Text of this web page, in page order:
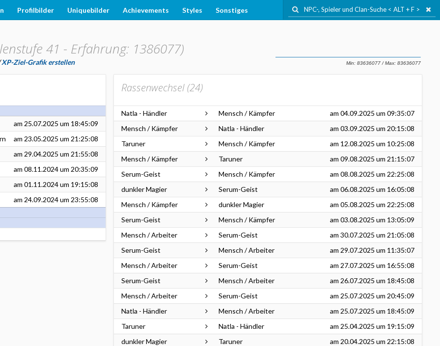
Profilbilder Uniquebilder Achievements Styles Sonstiges
41 - Erfahrung: 1386077)
XP-Ziel-Grafik erstellen
am 25.07.2025 um 18:45:09
am 23.05.2025 um 21:25:08
am 29.04.2025 um 21:55:08
am 08.11.2024um 20:35:09
am 01.11.2024um 19:15:08
am 24.09.2024um 23:55:08
Rassenwechsel (24)
Natla - Händler Mensch / Kämpfer am 04.09.2025 um 09:35:07
Mensch / Kämpfer
Natla - Händler am 03.09.2025 um 20:15:08
Taruner
Mensch / Kämpfer am 12.08.2025 um 10:25:08
Mensch / Kämpfer
Taruner am 09.08.2025 um 21:15:07
Serum-Geist
Mensch / Kämpfer am 08.08.2025 um 22:25:08
dunkler Magier
Serum-Geist am 06.08.2025 um 16:05:08
Mensch / Kämpfer
dunkler Magier am 05.08.2025 um 22:25:08
Serum-Geist
Mensch / Kämpfer am 03.08.2025 um 13:05:09
Mensch / Arbeiter
Serum-Geist am 30.07.2025 um 21:05:08
Serum-Geist
Mensch / Arbeiter am 29.07.2025 um 11:35:07
Mensch / Arbeiter
Serum-Geist am 27.07.2025 um 16:55:08
Serum-Geist
Mensch / Arbeiter am 26.07.2025 um 18:45:08
Mensch / Arbeiter
Serum-Geist am 25.07.2025 um 20:45:09
Natla - Händler
Mensch / Arbeiter am 25.07.2025 um 18:45:09
Taruner
Natla - Händler am 25.04.2025 um 19:15:09
dunkler Magier
Taruner am 20.04.2025 um 22:15:08